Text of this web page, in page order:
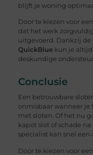
blijft je woning
Door te kiezen voor
dat het werk
uitgevoerd. Dankzij
QuickBluekun je altijd
deskundige
Conclusie
Een betrouwbare
onmisbaar wanneer
met sloten. Of het nu
kapot slot of schade
specialist kan snel een
Door te kiezen voor